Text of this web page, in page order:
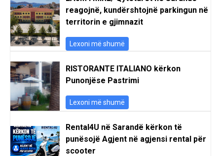
reagojnë, kundërshtojnë parkingun në
territorin e gjimnazit
Lexoni më shumë
RISTORANTE ITALIANO kërkon
Punonjëse Pastrimi
Lexoni më shumë
Rental4U në Sarandë kërkon të
punësojë Agjent në agjensi rental për
scooter